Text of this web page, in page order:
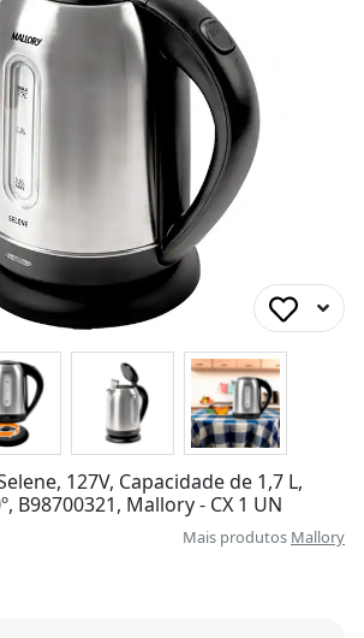
127V, Capacidade de 1,7 L,
B98700321, Mallory - CX 1 UN
Mais produtos Mallory